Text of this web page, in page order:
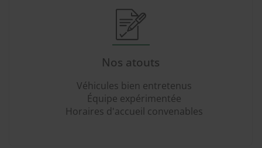
Nos atouts
Véhicules bien entretenus
Équipe expérimentée
Horaires d'accueil convenables